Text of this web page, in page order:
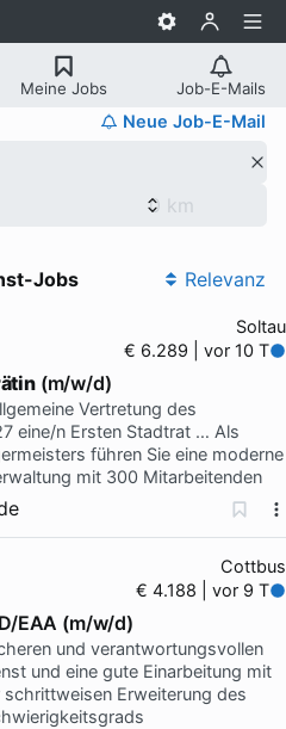
Meine Jobs Job-E-Mails
Neue Job-E-Mail
Jobs Relevanz
Soltau
€ 6.289 | vor 10 T
(m/w/d)
Vertretung des
eine/n Ersten Stadtrat … Als
führen Sie eine moderne
mit 300 Mitarbeitenden
Cottbus
€ 4.188 | vor 9 T
EAA (m/w/d)
und verantwortungsvollen
und eine gute Einarbeitung mit
Erweiterung des